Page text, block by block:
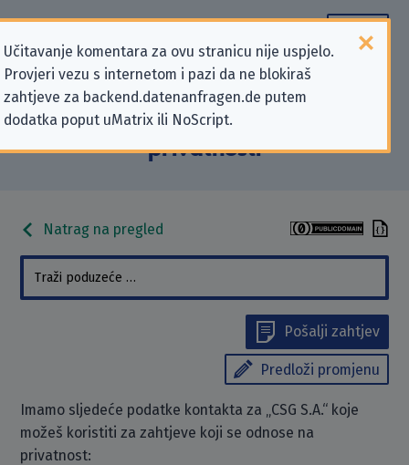
Učitavanje komentara za ovu stranicu nije uspjelo.
Provjeri vezu s internetom i pazi da ne blokiraš
zahtjeve za backend.datenanfragen.de putem
dodatka poput uMatrix ili NoScript.
Podaci kontakta „CSG S.A.” koji se
odnose na zahtjeve za zaštitu
privatnosti
Natrag na pregled
Pošalji zahtjev
Predloži promjenu
Imamo sljedeće podatke kontakta za „CSG S.A.“ koje
možeš koristiti za zahtjeve koji se odnose na
privatnost: